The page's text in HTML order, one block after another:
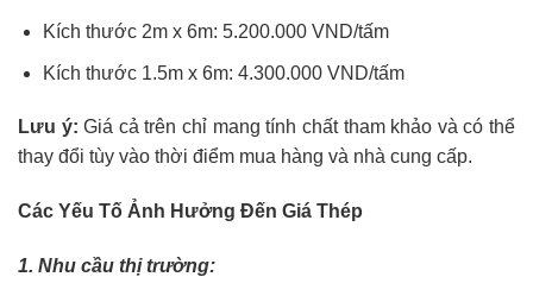
Kích thước 2m x 6m: 5.200.000 VND/tấm
Kích thước 1.5m x 6m: 4.300.000 VND/tấm
Lưu ý: Giá cả trên chỉ mang tính chất tham khảo và có thể
thay đổi tùy vào thời điểm mua hàng và nhà cung cấp.
Các Yếu Tố Ảnh Hưởng Đến Giá Thép
1. Nhu cầu thị trường: